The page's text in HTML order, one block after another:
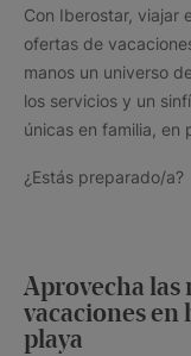
Con Iberostar, viajar
ofertas de
manos un universo
los servicios y un
únicas en familia, en
¿Estás preparado/a?
Aprovecha las
vacaciones en
playa